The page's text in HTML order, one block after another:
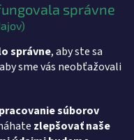
správne
správne, aby ste sa
sme vás neobťažovali
súborov
zlepšovať naše